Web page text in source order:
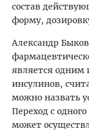
состав
форму,
Александр
является одним
инсулинов,
можно назвать
Переход с
может